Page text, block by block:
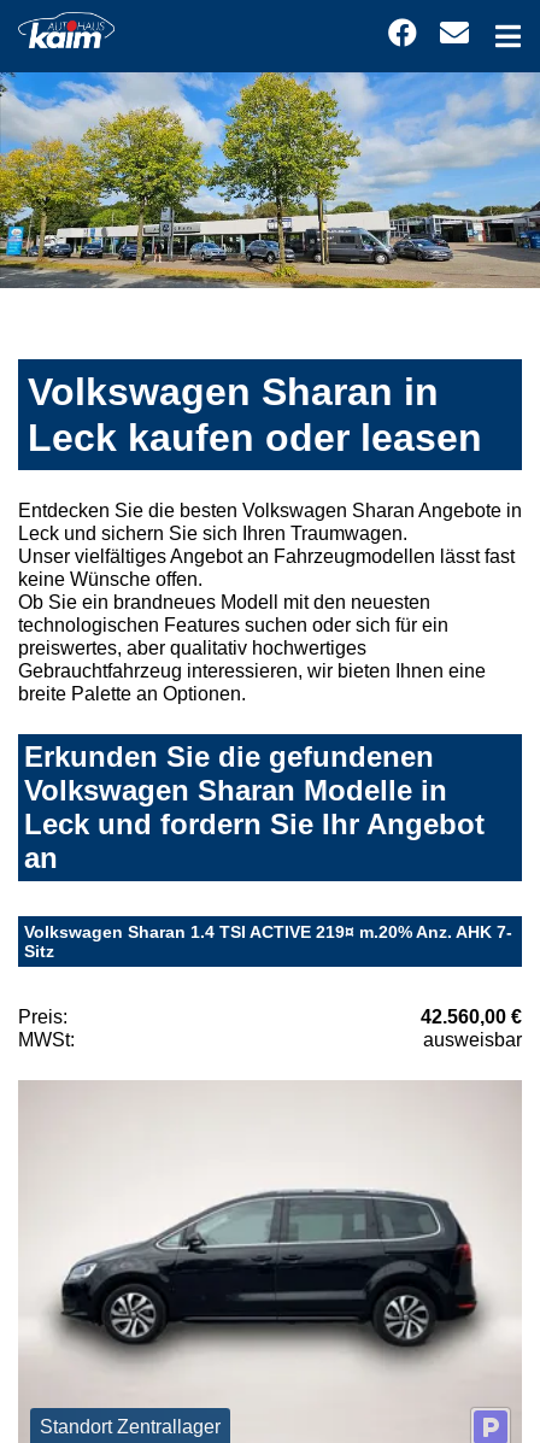
Volkswagen Sharan in
Leck kaufen oder leasen
Entdecken Sie die besten Volkswagen Sharan Angebote in
Leck und sichern Sie sich Ihren Traumwagen.
Unser vielfältiges Angebot an Fahrzeugmodellen lässt fast
keine Wünsche offen.
Ob Sie ein brandneues Modell mit den neuesten
technologischen Features suchen oder sich für ein
preiswertes, aber qualitativ hochwertiges
Gebrauchtfahrzeug interessieren, wir bieten Ihnen eine
breite Palette an Optionen.
Erkunden Sie die gefundenen
Volkswagen Sharan Modelle in
Leck und fordern Sie Ihr Angebot
an
Volkswagen Sharan 1.4 TSI ACTIVE 219¤ m.20% Anz. AHK 7-
Sitz
Preis:
42.560,00 €
MWSt:
ausweisbar
Standort Zentrallager